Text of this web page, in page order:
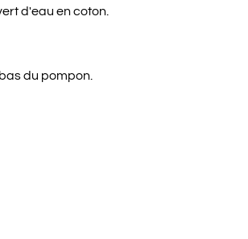
d'eau en coton.
du pompon.